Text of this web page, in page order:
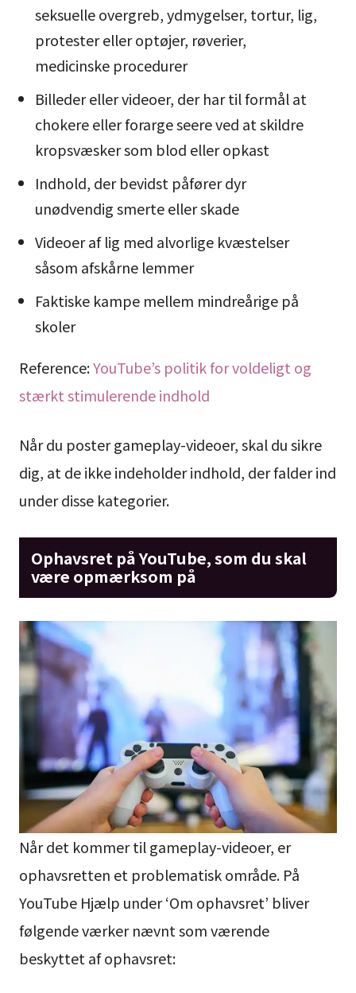
seksuelle overgreb, ydmygelser, tortur, lig,
protester eller optøjer, røverier,
medicinske procedurer
Billeder eller videoer, der har til formål at
chokere eller forarge seere ved at skildre
kropsvæsker som blod eller opkast
Indhold, der bevidst påfører dyr
unødvendig smerte eller skade
Videoer af lig med alvorlige kvæstelser
såsom afskårne lemmer
Faktiske kampe mellem mindreårige på
skoler
Reference:YouTube’s politik for voldeligt og
stærkt stimulerende indhold
Når du poster gameplay-videoer, skal du sikre
dig, at de ikke indeholder indhold, der falder ind
under disse kategorier.
Ophavsret på YouTube, som du skal
være opmærksom på
Når det kommer til gameplay-videoer, er
ophavsretten et problematisk område. På
YouTube Hjælp under ‘Om ophavsret’ bliver
følgende værker nævnt som værende
beskyttet af ophavsret: